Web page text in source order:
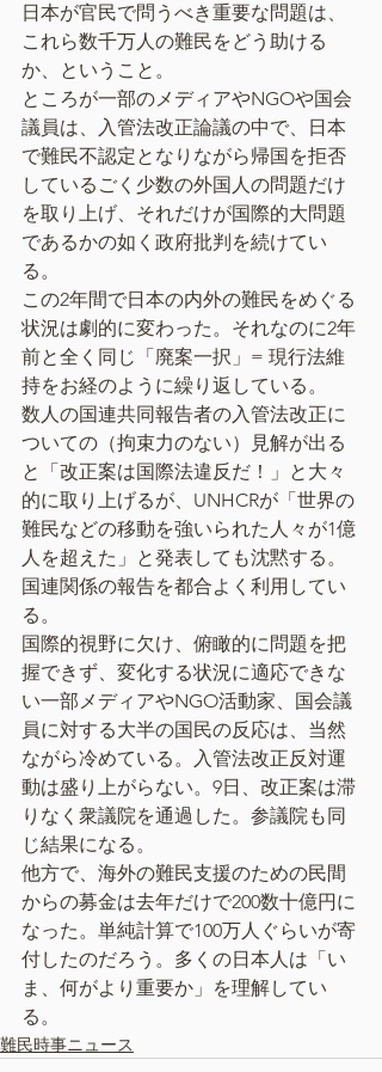
日本が官民で問うべき重要な問題は、
これら数千万人の難民をどう助ける
か、ということ。
ところが一部のメディアやNGOや国会
議員は、入管法改正論議の中で、日本
で難民不認定となりながら帰国を拒否
しているごく少数の外国人の問題だけ
を取り上げ、それだけが国際的大問題
であるかの如く政府批判を続けてい
る。
この2年間で日本の内外の難民をめぐる
状況は劇的に変わった。それなのに2年
前と全く同じ「廃案一択」= 現行法維
持をお経のように繰り返している。
数人の国連共同報告者の入管法改正に
ついての（拘束力のない）見解が出る
と「改正案は国際法違反だ！」と大々
的に取り上げるが、UNHCRが「世界の
難民などの移動を強いられた人々が1億
人を超えた」と発表しても沈黙する。
国連関係の報告を都合よく利用してい
る。
国際的視野に欠け、俯瞰的に問題を把
握できず、変化する状況に適応できな
い一部メディアやNGO活動家、国会議
員に対する大半の国民の反応は、当然
ながら冷めている。入管法改正反対運
動は盛り上がらない。9日、改正案は滞
りなく衆議院を通過した。参議院も同
じ結果になる。
他方で、海外の難民支援のための民間
からの募金は去年だけで200数十億円に
なった。単純計算で100万人ぐらいが寄
付したのだろう。多くの日本人は「い
ま、何がより重要か」を理解してい
る。
難民時事ニュース